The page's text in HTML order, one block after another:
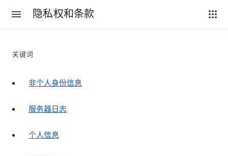
隐私权和条款
关键词
非个人身份信息
服务器日志
个人信息